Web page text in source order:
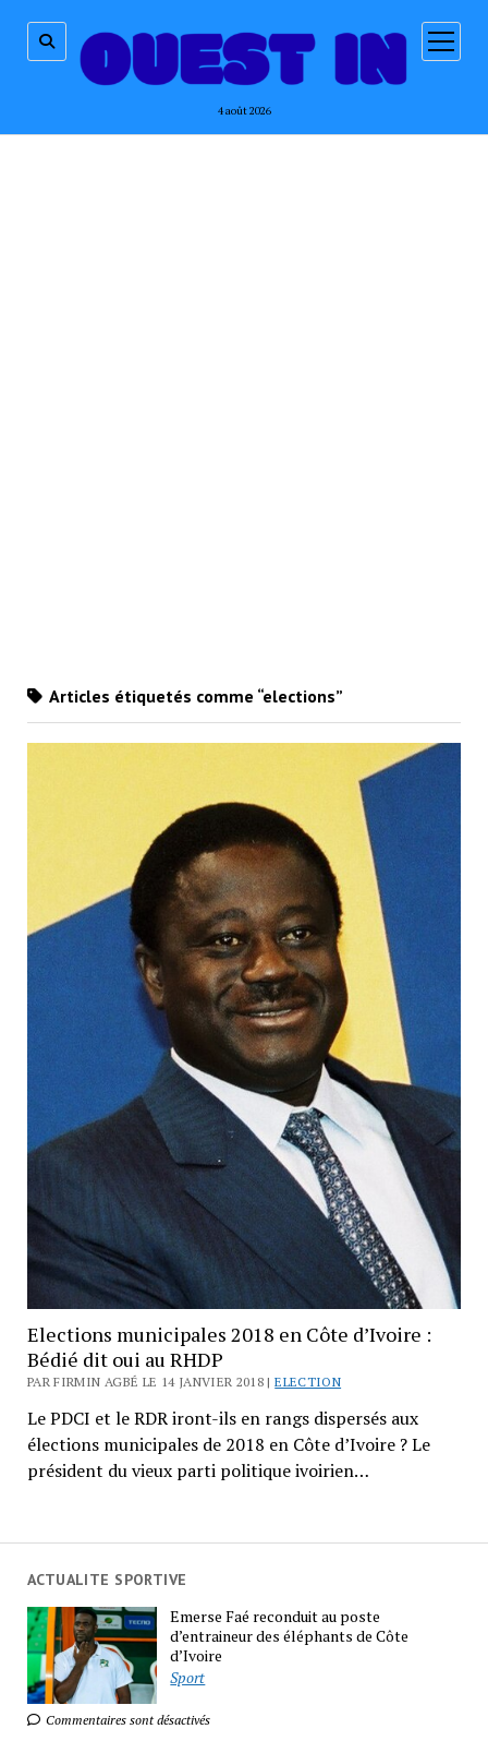
4 août 2026
ouvrir
menu
ACTUALITE SPORTIVE
Emerse Faé reconduit au poste
d’entraineur des éléphants de Côte
d’Ivoire
Sport
Commentaires sont désactivés
Articles étiquetés comme “elections”
Elections municipales 2018 en Côte d’Ivoire :
Bédié dit oui au RHDP
PAR FIRMIN AGBÉ LE 14 JANVIER 2018 |ELECTION
Le PDCI et le RDR iront-ils en rangs dispersés aux
élections municipales de 2018 en Côte d’Ivoire ? Le
président du vieux parti politique ivoirien…